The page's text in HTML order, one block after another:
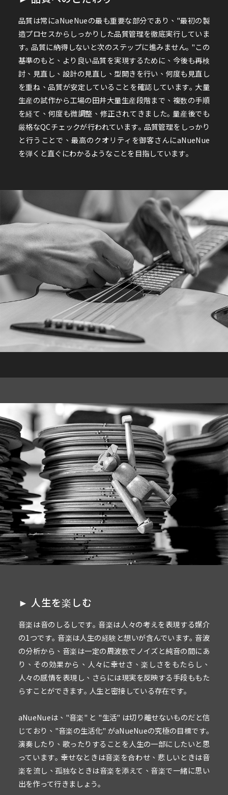
品質は常にaNueNueの最も重要な部分であり、"最初の製
造プロセスからしっかりした品質管理を徹底実行していま
す｡ 品質に納得しないと次のステップに進みません｡ "この
基準のもと、より良い品質を実現するために、今後も再検
討、見直し、設計の見直し、型開きを行い、何度も見直し
を重ね、品質が安定していることを確認しています｡ 大量
生産の試作から工場の田井大量生産段階まで、複数の手順
を経て、何度も微調整、修正されてきました｡ 量産後でも
厳格なQCチェックが行われています｡ 品質管理をしっかり
と行うことで、最高のクオリティを御客さんにaNueNue
を弾くと直ぐにわかるようなことを目指しています｡
► 人生を楽しむ
音楽は音のしるしです｡ 音楽は人々の考えを表現する媒介
の1つです｡ 音楽は人生の経験と想いが含んでいます｡ 音波
の分析から、音楽は一定の周波数でノイズと純音の間にあ
り、その効果から、人々に幸せさ、楽しさをもたらし、
人々の感情を表現し、さらには現実を反映する手段ももた
らすことができます｡ 人生と密接している存在です｡
aNueNueは、"音楽" と "生活" は切り離せないものだと信
じており、"音楽の生活化" がaNueNueの究極の目標です｡
演奏したり、歌ったりすることを人生の一部にしたいと思
っています｡ 幸せなときは音楽を合わせ、悲しいときは音
楽を流し、孤独なときは音楽を添えて、音楽で一緒に思い
出を作って行きましょう｡